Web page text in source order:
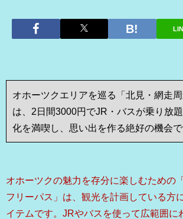
オホーツクエリアを巡る「北見・網走周
は、2日間3000円でJR・バスが乗り放
化を満喫し、思い出を作る絶好の機会で
オホーツクの魅力を存分に楽しむための
フリーパス」は、観光を計画している方
イテムです。JRやバスを使って広範囲に